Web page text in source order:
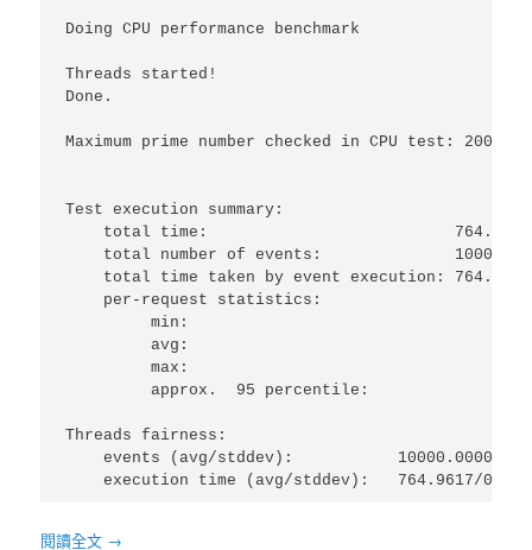
Doing CPU performance benchmark
Threads started!
Done.
Maximum prime number checked in CPU test: 20000
Test execution summary:
total time:
    total number of events:              10000
    total time taken by event execution: 764.9617
    per-request statistics:
min:
avg:
max:
approx.  95 percentile:
Threads fairness:
events (avg/stddev):           10000.0000/
    execution time (avg/stddev):   764.9617/0.00
閱讀全文 →